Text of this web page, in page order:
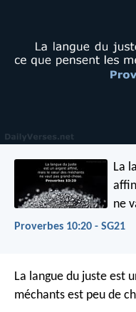
La
ne
Proverbes 10:20 - SG21
La langue du juste est
méchants est peu de